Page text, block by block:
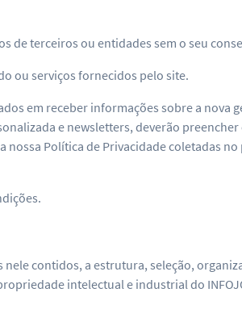
de terceiros ou entidades sem o seu
ou serviços fornecidos pelo site.
em receber informações sobre a nova
e newsletters, deverão preencher
Política de Privacidade coletadas
contidos, a estrutura, seleção,
intelectual e industrial do